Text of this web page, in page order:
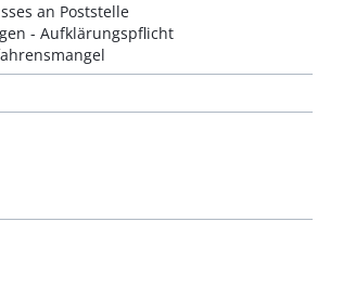
an Poststelle
- Aufklärungspflicht